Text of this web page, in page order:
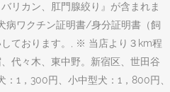
リカン、肛門腺絞り』が含まれま
病ワクチン証明書/身分証明書（飼
ております。, ※ 当店より３km程
代々木、東中野。新宿区、世田谷
1，300円、小中型犬：1，800円、